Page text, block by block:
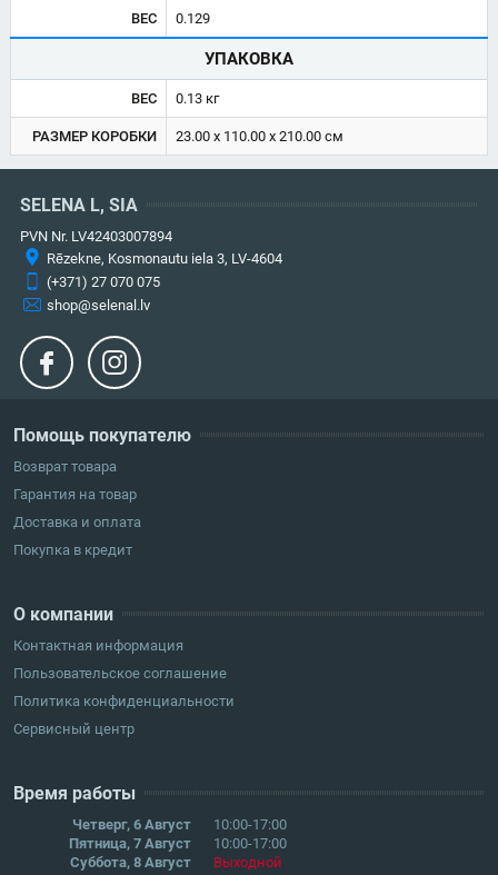
ВЕС 0.129
УПАКОВКА
ВЕС 0.13 кг
РАЗМЕР КОРОБКИ 23.00 x 110.00 x 210.00 см
Помощь покупателю
Возврат товара
Гарантия на товар
Доставка и оплата
Покупка в кредит
О компании
Контактная информация
Пользовательское соглашение
Политика конфиденциальности
Сервисный центр
Время работы
Четверг, 6 Август
10:00-17:00
Пятница, 7 Август
10:00-17:00
Суббота, 8 Август
Выходной
SELENA L, SIA
PVN Nr. LV42403007894
Rēzekne, Kosmonautu iela 3, LV-4604
(+371) 27 070 075
shop@selenal.lv